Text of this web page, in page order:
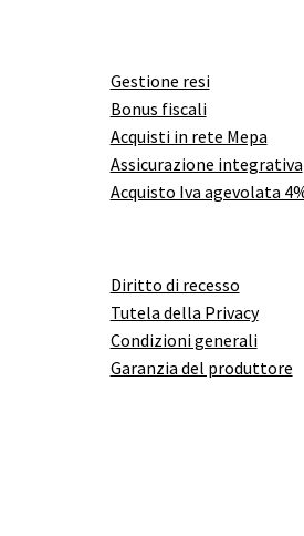
Gestione resi
Bonus fiscali
Acquisti in rete Mepa
Assicurazione integrativa
Acquisto Iva agevolata
Diritto di recesso
Tutela della Privacy
Condizioni generali
Garanzia del produttore